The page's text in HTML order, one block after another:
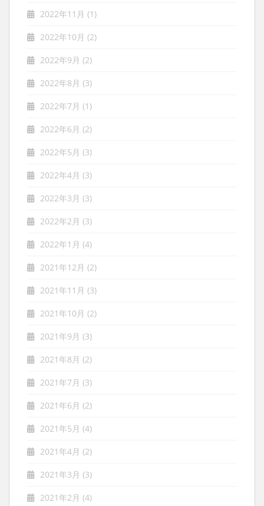
2022年11月 (1)
2022年10月 (2)
2022年9月 (2)
2022年8月 (3)
2022年7月 (1)
2022年6月 (2)
2022年5月 (3)
2022年4月 (3)
2022年3月 (3)
2022年2月 (3)
2022年1月 (4)
2021年12月 (2)
2021年11月 (3)
2021年10月 (2)
2021年9月 (3)
2021年8月 (2)
2021年7月 (3)
2021年6月 (2)
2021年5月 (4)
2021年4月 (2)
2021年3月 (3)
2021年2月 (4)